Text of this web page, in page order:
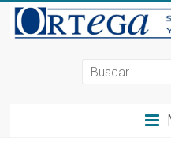
Saltar
contenido
Consultoría